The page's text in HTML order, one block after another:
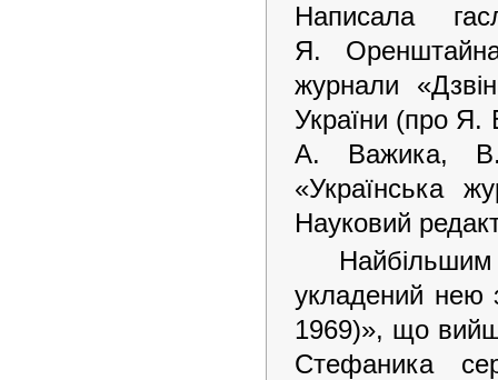
Написала
Я.
журнали
України (про Я.
А. Важика, В.-
«Українська
Науковий
укладений нею
1969)», що
Стефаника